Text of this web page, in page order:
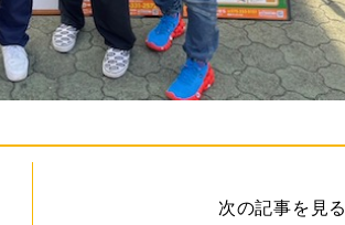
次の記事を見る